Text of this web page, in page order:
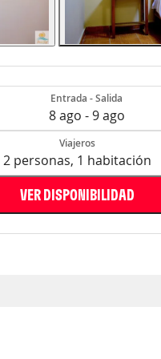
Entrada - Salida
8 ago - 9 ago
2 personas, 1 habitación
Viajeros
2 personas, 1 habitación
VER DISPONIBILIDAD